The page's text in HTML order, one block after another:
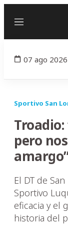
Menú
07 ago 2026
Sportivo San
pero
El DT de
Sportivo
eficacia y el
historia del